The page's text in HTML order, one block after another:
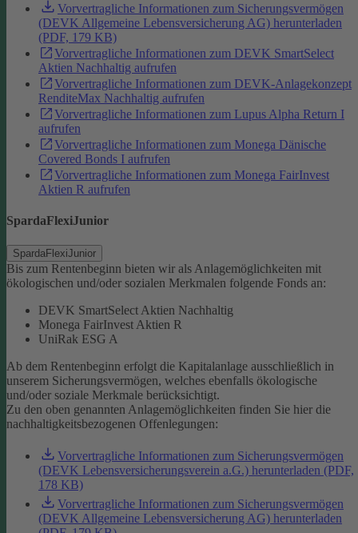
Vorvertragliche Informationen zum Sicherungsvermögen
(DEVK Allgemeine Lebensversicherung AG) herunterladen
(PDF, 179 KB)
Vorvertragliche Informationen zum DEVK SmartSelect
Aktien Nachhaltig aufrufen
Vorvertragliche Informationen zum DEVK-Anlagekonzept
RenditeMax Nachhaltig aufrufen
Vorvertragliche Informationen zum Lupus Alpha Return I
aufrufen
Vorvertragliche Informationen zum Monega Dänische
Covered Bonds I aufrufen
Vorvertragliche Informationen zum Monega FairInvest
Aktien R aufrufen
SpardaFlexiJunior
SpardaFlexiJunior
Bis zum Rentenbeginn bieten wir als Anlagemöglichkeiten mit
ökologischen und/oder sozialen Merkmalen folgende Fonds an:
DEVK SmartSelect Aktien Nachhaltig
Monega FairInvest Aktien R
UniRak ESG A
Ab dem Rentenbeginn erfolgt die Kapitalanlage ausschließlich in
unserem Sicherungsvermögen, welches ebenfalls ökologische
und/oder soziale Merkmale berücksichtigt.
Zu den oben genannten Anlagemöglichkeiten finden Sie hier die
nachhaltigkeitsbezogenen Offenlegungen:
Vorvertragliche Informationen zum Sicherungsvermögen
(DEVK Lebensversicherungsverein a.G.) herunterladen (PDF,
178 KB)
Vorvertragliche Informationen zum Sicherungsvermögen
(DEVK Allgemeine Lebensversicherung AG) herunterladen